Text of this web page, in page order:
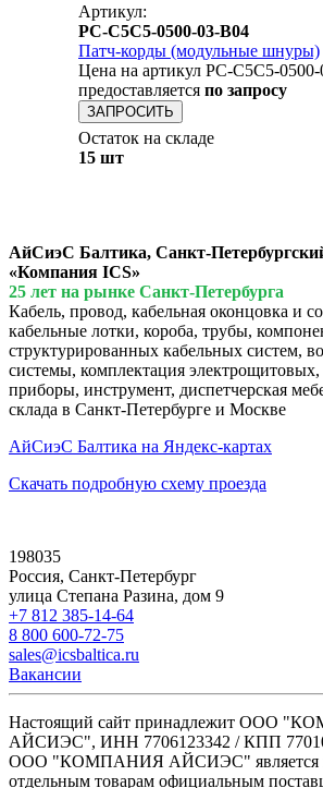
Артикул:
PC-C5C5-0500-03-B04
Патч-корды (модульные шнуры)
Цена на артикул PC-C5C5-
предоставляется по запросу
ЗАПРОСИТЬ
Остаток на складе
15 шт
АйСиэС Балтика, Санкт-
«Компания ICS»
25 лет на рынке Санкт-Петербурга
Кабель, провод, кабельная оконцовка и
кабельные лотки, короба, трубы,
структурированных кабельных систем,
системы, комплектация
приборы, инструмент, диспетчерская
склада в Санкт-Петербурге и Москве
АйСиэС Балтика на Яндекс-картах
Скачать подробную схему проезда
198035
Россия, Санкт-Петербург
улица Степана Разина, дом 9
+7 812 385-14-64
8 800 600-72-75
sales@icsbaltica.ru
Вакансии
Настоящий сайт принадлежит ООО
АЙСИЭС", ИНН 7706123342 / КПП
ООО "КОМПАНИЯ АЙСИЭС" является
отдельным товарам официальным